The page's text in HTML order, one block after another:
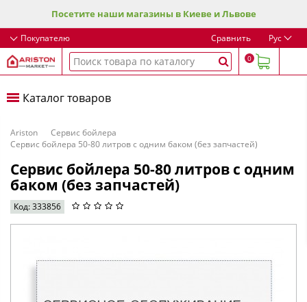
Посетите наши магазины в Киеве и Львове
Покупателю Сравнить Рус
0
Каталог товаров
Ariston
Сервис бойлера
Сервис бойлера 50-80 литров с одним баком (без запчастей)
Сервис бойлера 50-80 литров с одним
баком (без запчастей)
Код: 333856